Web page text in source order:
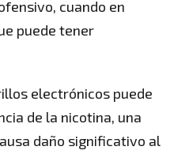
cuando en
puede tener
electrónicos puede
de la nicotina, una
daño significativo al